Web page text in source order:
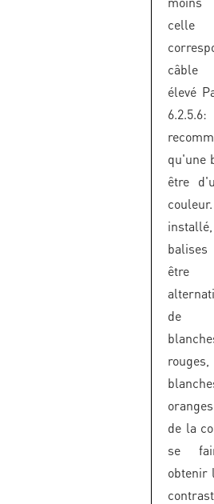
celle
élevé
qu'une
être
être
de
de la
se
obtenir